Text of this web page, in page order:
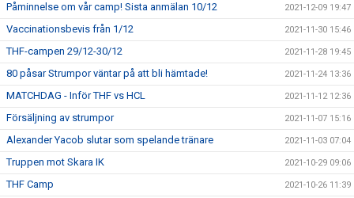
Påminnelse om vår camp! Sista anmälan 10/12 2021-12-09 19:47
Vaccinationsbevis från 1/12 2021-11-30 15:46
THF-campen 29/12-30/12 2021-11-28 19:45
80 påsar Strumpor väntar på att bli hämtade! 2021-11-24 13:36
MATCHDAG - Inför THF vs HCL 2021-11-12 12:36
Försäljning av strumpor 2021-11-07 15:16
Alexander Yacob slutar som spelande tränare 2021-11-03 07:04
Truppen mot Skara IK 2021-10-29 09:06
THF Camp 2021-10-26 11:39